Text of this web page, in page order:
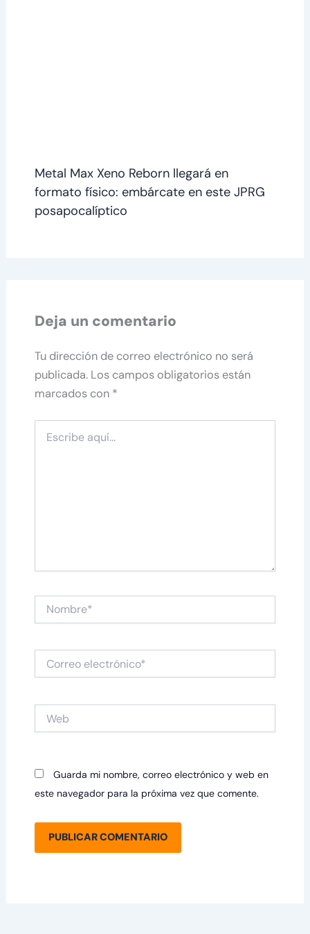
Metal Max Xeno Reborn llegará en
formato físico: embárcate en este JPRG
posapocalíptico
Deja un comentario
Tu dirección de correo electrónico no será
publicada. Los campos obligatorios están
marcados con *
aquí...
Nombre*
electrónico*
Guarda mi nombre, correo electrónico y web en
este navegador para la próxima vez que comente.